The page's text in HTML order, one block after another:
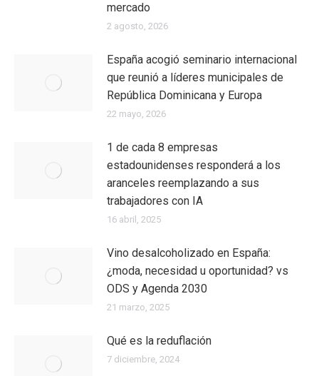
mercado
2 agosto, 2026
España acogió seminario internacional
que reunió a líderes municipales de
República Dominicana y Europa
22 mayo, 2026
1 de cada 8 empresas
estadounidenses responderá a los
aranceles reemplazando a sus
trabajadores con IA
16 abril, 2025
Vino desalcoholizado en España:
¿moda, necesidad u oportunidad? vs
ODS y Agenda 2030
21 marzo, 2025
Qué es la reduflación
7 diciembre, 2024